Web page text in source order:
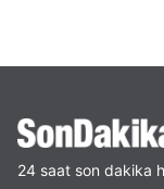
24 saat son dakika